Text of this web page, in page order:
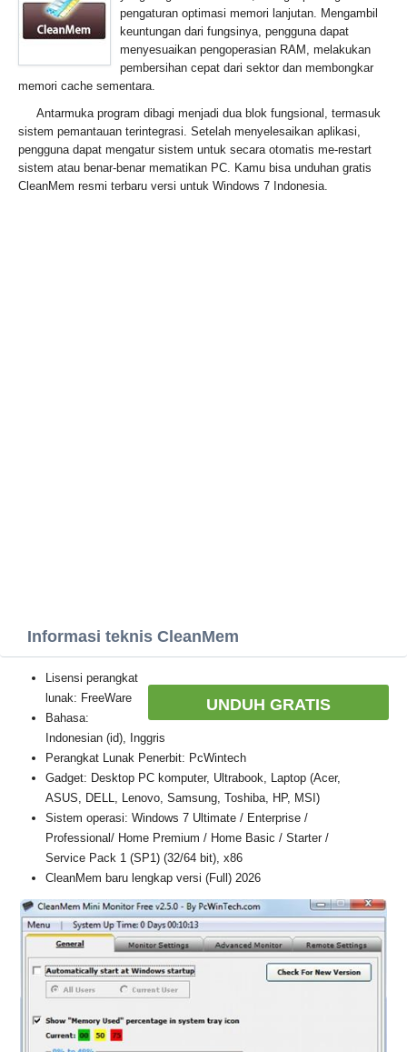
pengaturan optimasi memori lanjutan. Mengambil
keuntungan dari fungsinya, pengguna dapat
menyesuaikan pengoperasian RAM, melakukan
pembersihan cepat dari sektor dan membongkar
memori cache sementara.
Antarmuka program dibagi menjadi dua blok fungsional, termasuk
sistem pemantauan terintegrasi. Setelah menyelesaikan aplikasi,
pengguna dapat mengatur sistem untuk secara otomatis me-restart
sistem atau benar-benar mematikan PC. Kamu bisa unduhan gratis
CleanMem resmi terbaru versi untuk Windows 7 Indonesia.
Informasi teknis CleanMem
UNDUH GRATIS
Lisensi perangkat
lunak: FreeWare
Bahasa:
Indonesian (id), Inggris
Perangkat Lunak Penerbit: PcWintech
Gadget: Desktop PC komputer, Ultrabook, Laptop (Acer,
ASUS, DELL, Lenovo, Samsung, Toshiba, HP, MSI)
Sistem operasi: Windows 7 Ultimate / Enterprise /
Professional/ Home Premium / Home Basic / Starter /
Service Pack 1 (SP1) (32/64 bit), x86
CleanMem baru lengkap versi (Full) 2026